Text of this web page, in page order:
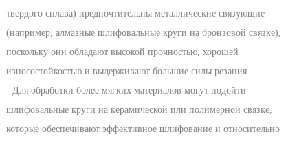
твердого сплава) предпочтительны металлические связующие
(например, алмазные шлифовальные круги на бронзовой связке),
поскольку они обладают высокой прочностью, хорошей
износостойкостью и выдерживают большие силы резания.
- Для обработки более мягких материалов могут подойти
шлифовальные круги на керамической или полимерной связке,
которые обеспечивают эффективное шлифование и относительно